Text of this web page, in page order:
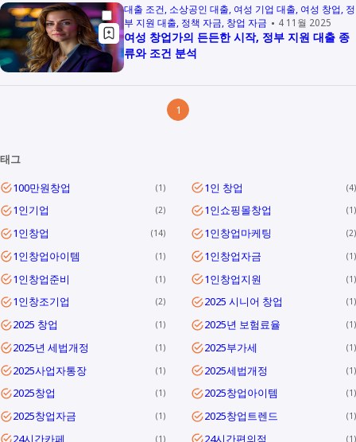
대출 조건 소상공인 대출 여성 기업 대출 여성 창업 정
부 지원 대출 정책 자금 창업 자금 4 11월 2025
여성 창업가의 든든한 시작, 정부 지원 대출 종
류와 조건 분석
1
태그
100만원창업
1 1인 창업 4
1인기업 2 1인쇼핑몰창업 1
1인창업 14 1인창업마케팅 2
1인창업아이템 1 1인창업자금 1
1인창업준비 1 1인창업지원 1
1인창조기업 2 2025 시니어 창업 1
2025 창업 1 2025년 보험료율 1
2025년 세법개정 1 2025부가세 1
2025사업자통장 1 2025세법개정 1
2025창업 1 2025창업아이템 1
2025창업자금 1 2025창업트렌드 1
24시간카페 1 24시간편의점 1